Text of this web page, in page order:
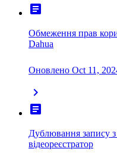
article
Обмеження прав
Dahua
Оновлено Oct 11,
chevron_right
article
Дублювання запису
відеореєстратор